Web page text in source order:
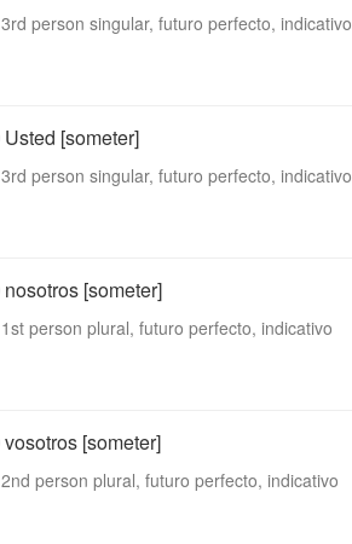
3rd person singular, futuro perfecto, indicativo
Usted [someter]
3rd person singular, futuro perfecto, indicativo
nosotros [someter]
1st person plural, futuro perfecto, indicativo
vosotros [someter]
2nd person plural, futuro perfecto, indicativo